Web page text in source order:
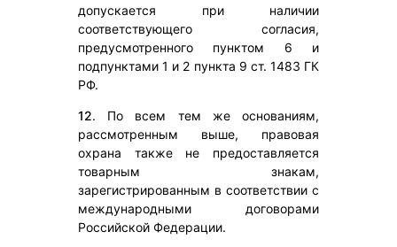
допускается при наличии
соответствующего согласия,
предусмотренного пунктом 6 и
подпунктами 1 и 2 пункта 9 ст. 1483 ГК
РФ.
12. По всем тем же основаниям,
рассмотренным выше, правовая
охрана также не предоставляется
товарным знакам,
зарегистрированным в соответствии с
международными договорами
Российской Федерации.